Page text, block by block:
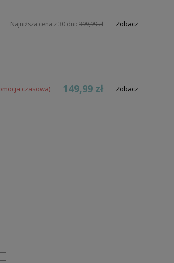
Najniższa cena z 30 dni: 399,99 zł Zobacz
czasowa) 149,99 zł Zobacz